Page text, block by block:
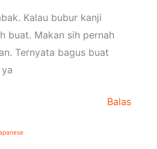
Kalau bubur kanji
buat. Makan sih pernah
Ternyata bagus buat
Balas